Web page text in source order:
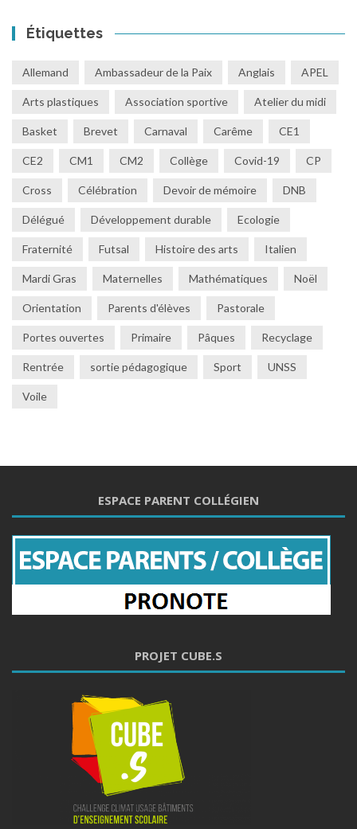
Étiquettes
Allemand Ambassadeur de la Paix Anglais APEL
Arts plastiques Association sportive Atelier du midi
Basket Brevet Carnaval Carême CE1
CE2 CM1 CM2 Collège Covid-19 CP
Cross Célébration Devoir de mémoire DNB
Délégué Développement durable Ecologie
Fraternité Futsal Histoire des arts Italien
Mardi Gras Maternelles Mathématiques Noël
Orientation Parents d'élèves Pastorale
Portes ouvertes Primaire Pâques Recyclage
Rentrée sortie pédagogique Sport UNSS
Voile
ESPACE PARENT COLLÉGIEN
PROJET CUBE.S